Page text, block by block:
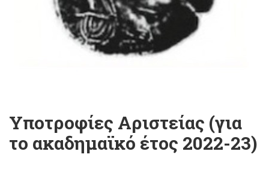
Υποτροφίες Αριστείας (για
το ακαδημαϊκό έτος 2022-23)